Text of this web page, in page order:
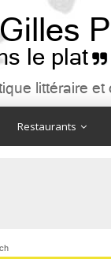
le plat 
littéraire
Restaurants